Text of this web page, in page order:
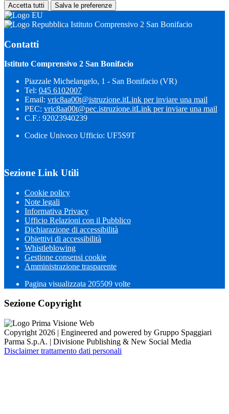
Accetta tutti Salva le preferenze
Istituto Comprensivo 2 San Bonifacio
Contatti
Istituto Comprensivo 2 San Bonifacio
Piazzale Michelangelo, 1 - San Bonifacio (VR)
Tel: 045 6102007
Email: vric8aa00t@istruzione.itLink per inviare una mail
PEC: vric8aa00t@pec.istruzione.itLink per inviare una mail
C.F.: 92023940239
Codice Univoco Ufficio: UF5S9T
Sezione Link Utili
Cookie policy
Note legali
Informativa Privacy
Ufficio Relazioni con il Pubblico
Dichiarazione di accessibilità
Obiettivi di accessibilità
Whistleblowing
Gestione consensi cookie
Amministrazione trasparente
Pagina visualizzata 205509 volte
Sezione Copyright
Copyright 2026 | Engineered and powered by Gruppo Spaggiari
Parma S.p.A. | Divisione Publishing & New Social Media
Disclaimer trattamento dati personali